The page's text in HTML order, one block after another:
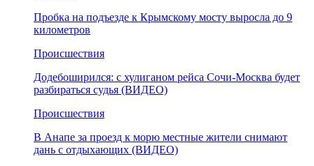
Пробка на подъезде к Крымскому мосту выросла до 9
километров
Происшествия
Додебоширился: с хулиганом рейса Сочи-Москва будет
разбираться судья (ВИДЕО)
Происшествия
В Анапе за проезд к морю местные жители снимают
дань с отдыхающих (ВИДЕО)